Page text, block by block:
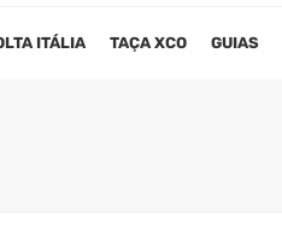
ITÁLIA TAÇA XCO GUIAS